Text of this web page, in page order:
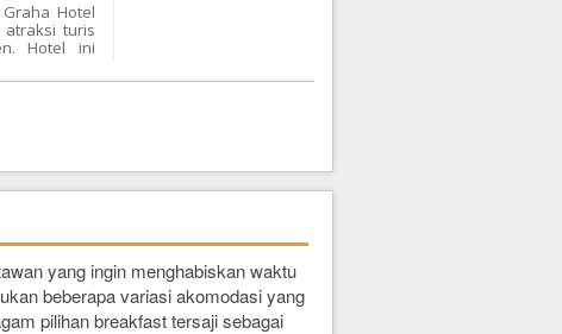
Hotel
turis
Hotel ini
kamar
mobil,
fasilitas
yang ingin menghabiskan waktu
beberapa variasi akomodasi yang
pilihan breakfast tersaji sebagai